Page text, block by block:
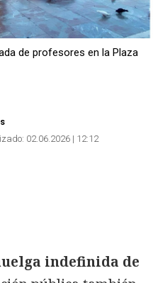
de profesores en la Plaza
02.06.2026 | 12:12
indefinida de